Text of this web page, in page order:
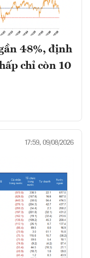
48%, định
chỉ còn 10
17:59, 09/08/2026